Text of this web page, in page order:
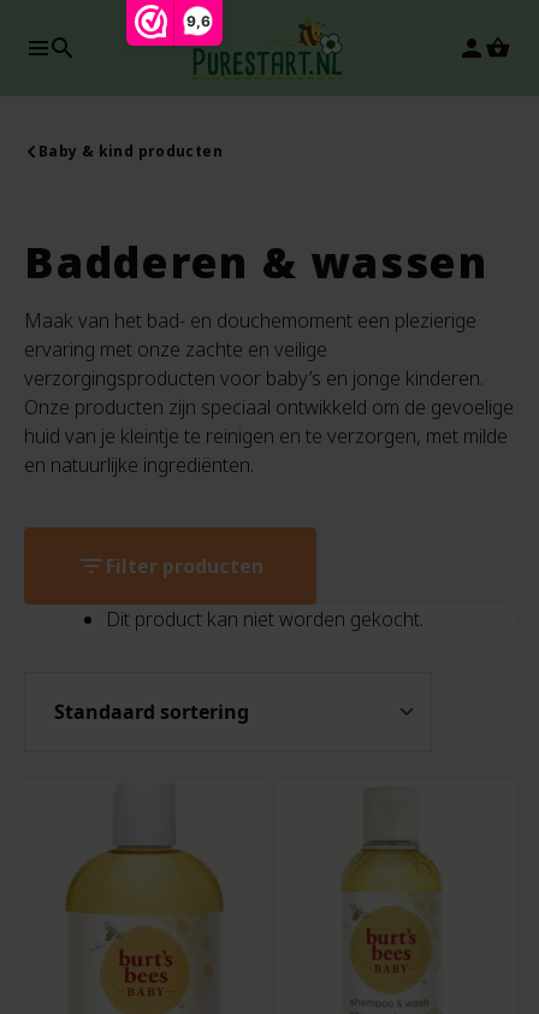
9,6
search person
Baby & kind producten
Badderen & wassen
Maak van het bad- en douchemoment een plezierige
ervaring met onze zachte en veilige
verzorgingsproducten voor baby’s en jonge kinderen.
Onze producten zijn speciaal ontwikkeld om de gevoelige
huid van je kleintje te reinigen en te verzorgen, met milde
en natuurlijke ingrediënten.
filter_listFilter producten
Dit product kan niet worden gekocht.